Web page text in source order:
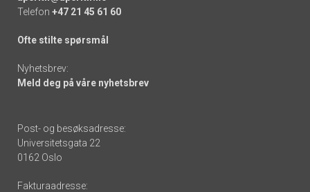
Telefon +47 21 45 61 60
Ofte stilte spørsmål
Nyhetsbrev:
Meld deg på våre nyhetsbrev
Post- og besøksadresse:
Universitetsgata 22
0162 Oslo
Fakturaadresse: